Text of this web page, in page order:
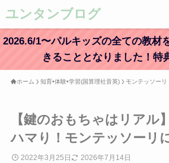
ユンタンブログ
2026.6/1〜パルキッズの全ての教材
きることとなりました！特
ホーム 知育•体験•学習(国算理社音英) モンテッソーリ
【鍵のおもちゃはリアル
ハマり！モンテッソーリ
2022年3月25日 2026年7月14日